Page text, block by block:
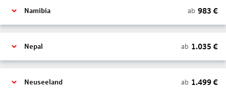
Namibia ab 983 €
Nepal ab 1.035 €
Neuseeland ab 1.499€